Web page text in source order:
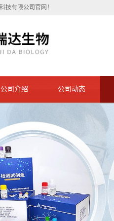
技有限公司官网！
公司介绍 公司动态